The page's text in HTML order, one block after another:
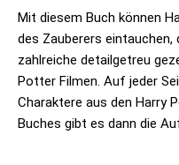
Mit diesem Buch können
des Zauberers
zahlreiche detailgetreu
Potter Filmen. Auf jeder
Charaktere aus den Harry
Buches gibt es dann die